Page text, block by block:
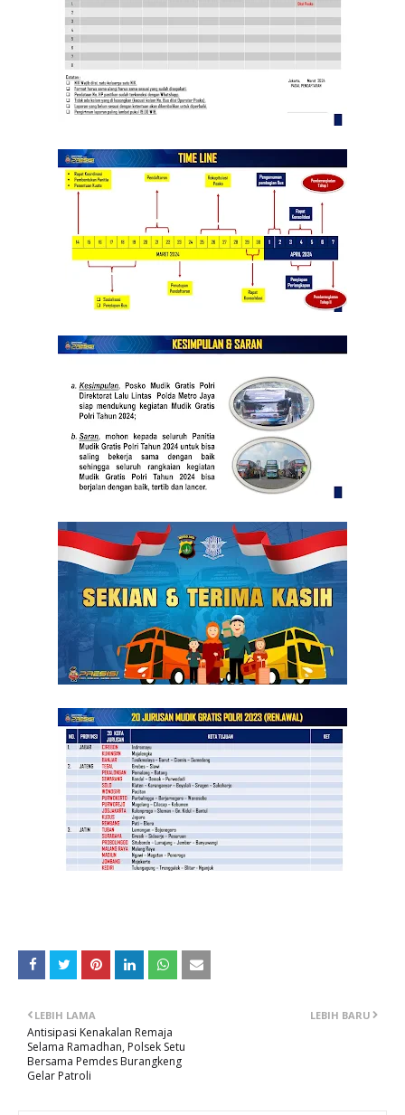
LEBIH BARU
LEBIH LAMA
Antisipasi Kenakalan Remaja
Selama Ramadhan, Polsek Setu
Bersama Pemdes Burangkeng
Gelar Patroli